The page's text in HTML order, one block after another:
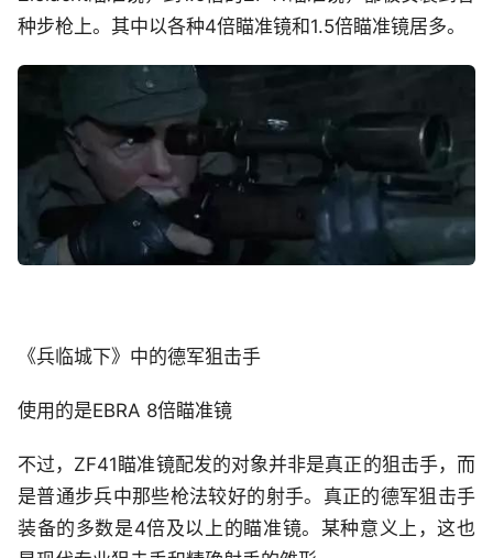
种步枪上。其中以各种4倍瞄准镜和1.5倍瞄准镜居多。
《兵临城下》中的德军狙击手
使用的是EBRA 8倍瞄准镜
不过，ZF41瞄准镜配发的对象并非是真正的狙击手，而
是普通步兵中那些枪法较好的射手。真正的德军狙击手
装备的多数是4倍及以上的瞄准镜。某种意义上，这也